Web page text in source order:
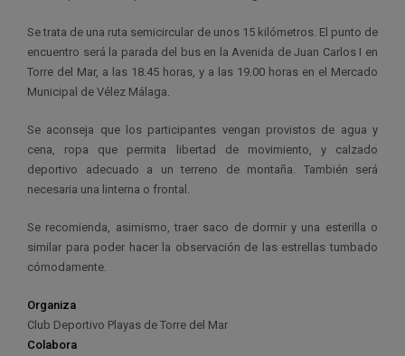
Se trata de una ruta semicircular de unos 15 kilómetros. El punto de
encuentro será la parada del bus en la Avenida de Juan Carlos I en
Torre del Mar, a las 18.45 horas, y a las 19.00 horas en el Mercado
Municipal de Vélez Málaga.
Se aconseja que los participantes vengan provistos de agua y
cena, ropa que permita libertad de movimiento, y calzado
deportivo adecuado a un terreno de montaña. También será
necesaria una linterna o frontal.
Se recomienda, asimismo, traer saco de dormir y una esterilla o
similar para poder hacer la observación de las estrellas tumbado
cómodamente.
Organiza
Club Deportivo Playas de Torre del Mar
Colabora